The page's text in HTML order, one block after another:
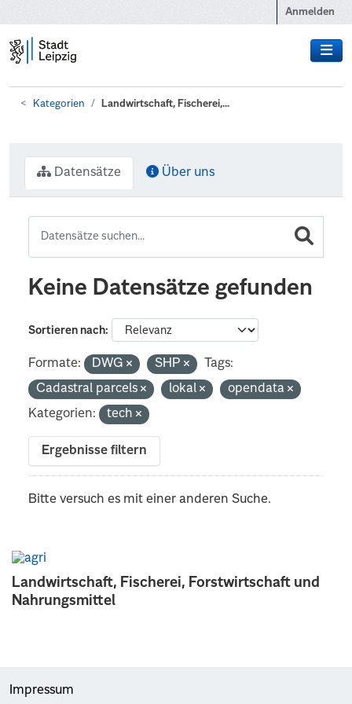
Anmelden
Kategorien Landwirtschaft, Fischerei,...
Landwirtschaft, Fischerei, Forstwirtschaft und
Nahrungsmittel
Datensätze Über uns
Keine Datensätze gefunden
Sortieren nach
Formate: DWG SHP
Tags:
Cadastral parcels
lokal
opendata
Kategorien:
tech
Ergebnisse filtern
Bitte versuch es mit einer anderen Suche.
Impressum